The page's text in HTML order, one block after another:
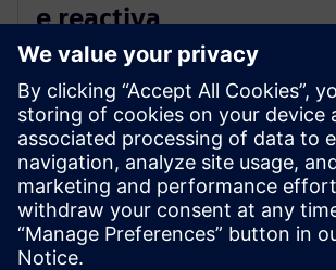
e reactiva
O Digiwatt Building rastreia a energia
em tempo real, ajudando a identificar
como problemas de fator de potência
ações corretivas para otimizar o
energético e reduzir custos extras.